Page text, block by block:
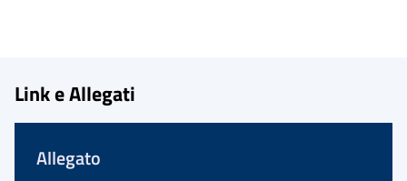
Link e Allegati
Allegato